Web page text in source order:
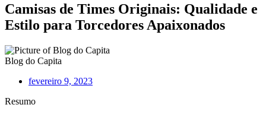
Camisas de Times Originais: Qualidade e
Estilo para Torcedores Apaixonados
Blog do Capita
fevereiro 9, 2023
Resumo